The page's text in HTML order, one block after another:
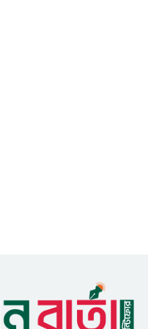
সহযোগিতা চাইলেন সাইফুল ইসলাম
ধনবাড়ীতে এইচএসসি পরীক্ষার্থীর